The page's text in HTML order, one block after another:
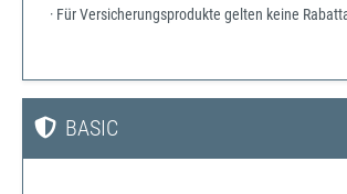
· Für Versicherungsprodukte gelten keine
BASIC